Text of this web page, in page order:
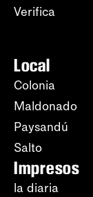
Verifica
Local
Colonia
Maldonado
Paysandú
Salto
Impresos
la diaria